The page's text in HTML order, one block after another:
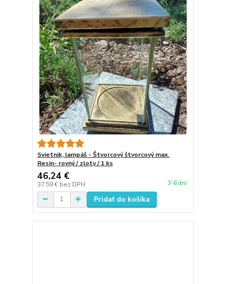
Svietnik, lampáš - Štvorcový štvorcový max.
Resin- rovný / zloty / 1 ks
46,24 €
37,59 € bez DPH 3-6 dní
Pridať do košíka